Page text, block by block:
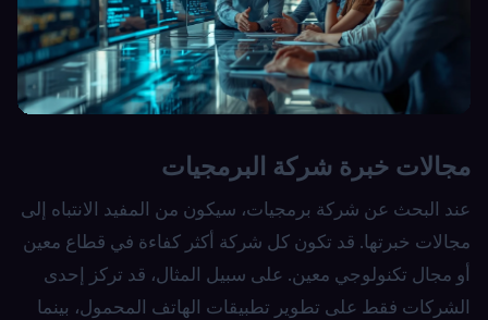
مجالات خبرة شركة البرمجيات
عند البحث عن شركة برمجيات، سيكون من المفيد الانتباه إلى
مجالات خبرتها. قد تكون كل شركة أكثر كفاءة في قطاع معين
أو مجال تكنولوجي معين. على سبيل المثال، قد تركز إحدى
الشركات فقط على تطوير تطبيقات الهاتف المحمول، بينما